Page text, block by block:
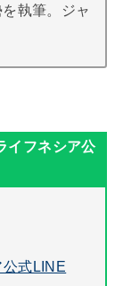
執筆。ジャ
式LINE